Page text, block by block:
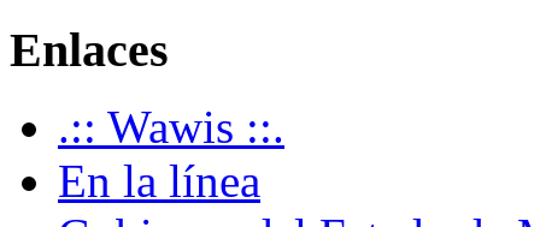
Enlaces
.:: Wawis ::.
En la línea